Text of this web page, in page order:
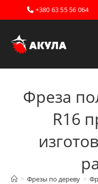
Перейти
к
+380 63 55 56 064
Фреза
R16
> Фрезы по дереву >